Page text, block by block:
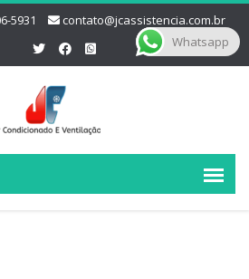
5931 contato@jcassistencia.com.br
Whatsapp